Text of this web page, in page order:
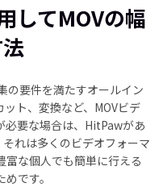
してMOVの幅
の要件を満たすオールイン
ト、変換など、MOVビデ
必要な場合は、HitPawがあ
れは多くのビデオフォーマ
富な個人でも簡単に行える
です。